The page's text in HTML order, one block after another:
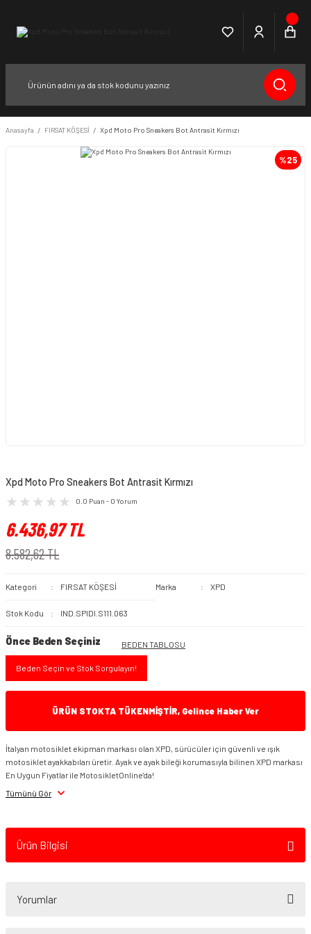
Anasayfa FIRSAT KÖŞESİ Xpd Moto Pro Sneakers Bot Antrasit Kırmızı
%25
Xpd Moto Pro Sneakers Bot Antrasit Kırmızı
0.0 Puan - 0 Yorum
6.436,97 TL
8.582,62 TL
Kategori FIRSAT KÖŞESİ Marka XPD
Stok Kodu IND.SPIDI.S111.063
Önce Beden Seçiniz BEDEN TABLOSU
Beden Seçin ve Stok Sorgulayın!
ÜRÜN STOKTA TÜKENMİŞTİR, Gelince Haber Ver
İtalyan motosiklet ekipman markası olan XPD, sürücüler için güvenli ve ışık
motosiklet ayakkabıları üretir. Ayak ve ayak bileği korumasıyla bilinen XPD markası
En Uygun Fiyatlar ile MotosikletOnline'da!
Tümünü Gör
Ürün Bilgisi
Yorumlar